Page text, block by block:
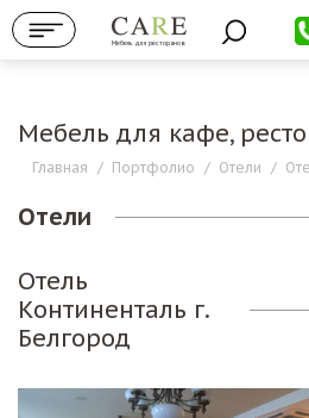
Мебель для ресторанов
Мебель для кафе,
Главная / Портфолио / Отели /
Отели
Отель
Континенталь г.
Белгород